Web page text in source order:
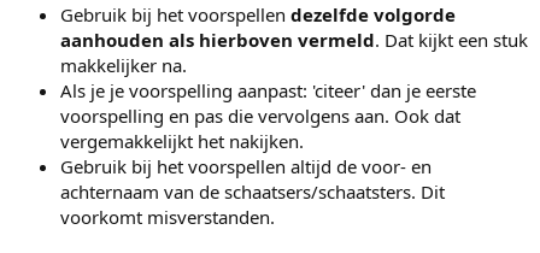
Gebruik bij het voorspellen dezelfde volgorde
aanhouden als hierboven vermeld. Dat kijkt een stuk
makkelijker na.
Als je je voorspelling aanpast: 'citeer' dan je eerste
voorspelling en pas die vervolgens aan. Ook dat
vergemakkelijkt het nakijken.
Gebruik bij het voorspellen altijd de voor- en
achternaam van de schaatsers/schaatsters. Dit
voorkomt misverstanden.